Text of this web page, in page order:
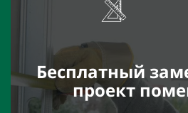
Бесплатный
проект